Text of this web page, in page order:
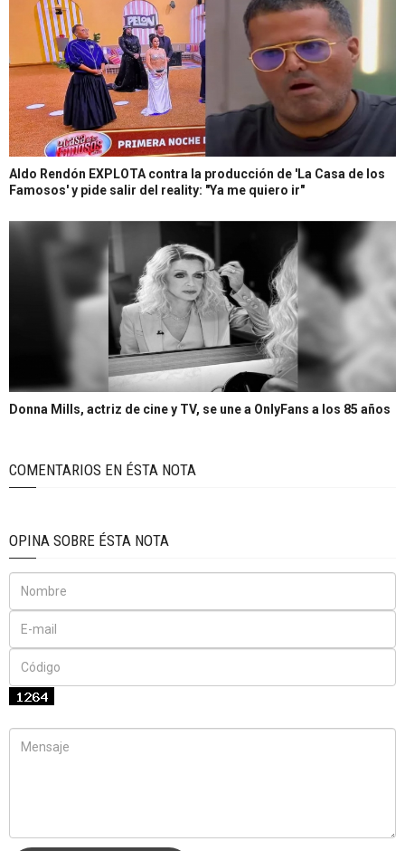
Aldo Rendón EXPLOTA contra la producción de 'La Casa de los
Famosos' y pide salir del reality: "Ya me quiero ir"
Donna Mills, actriz de cine y TV, se une a OnlyFans a los 85 años
COMENTARIOS EN ÉSTA NOTA
OPINA SOBRE ÉSTA NOTA